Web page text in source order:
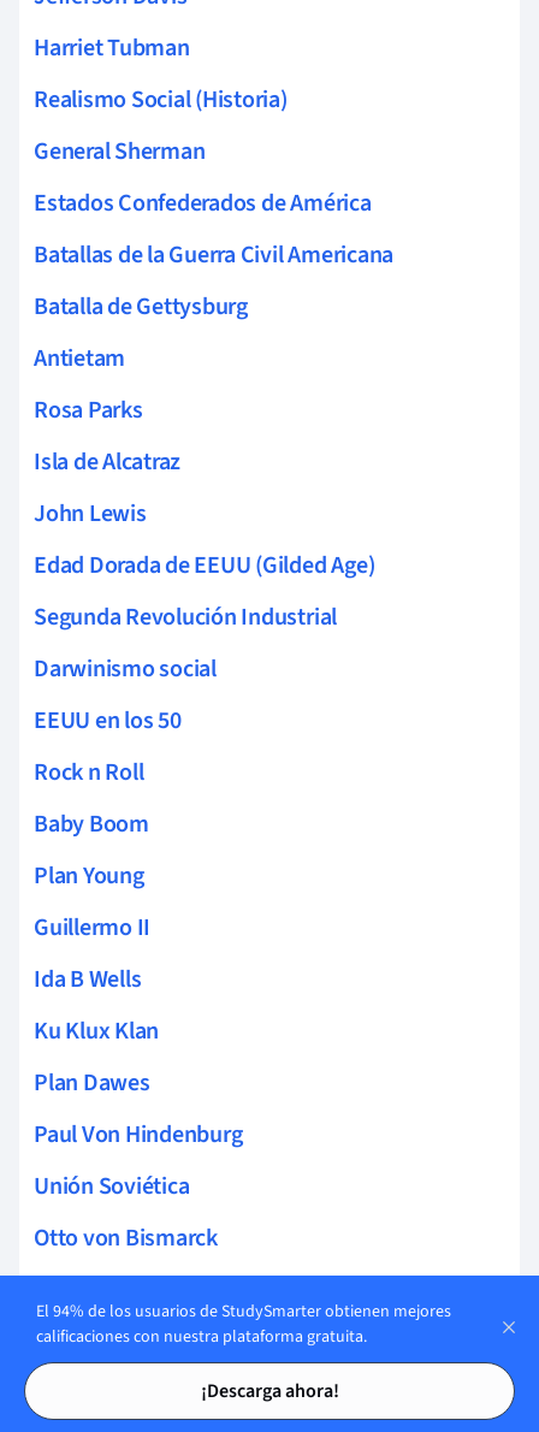
Tarjetas de estudio
Tarjetas de estudio
Harriet Tubman
Realismo Social (Historia)
General Sherman
Estados Confederados de América
Batallas de la Guerra Civil Americana
Batalla de Gettysburg
Antietam
Rosa Parks
Isla de Alcatraz
John Lewis
Edad Dorada de EEUU (Gilded Age)
Segunda Revolución Industrial
Darwinismo social
EEUU en los 50
Rock n Roll
Baby Boom
Plan Young
Guillermo II
Ida B Wells
Ku Klux Klan
Plan Dawes
Paul Von Hindenburg
Unión Soviética
Otto von Bismarck
Adolf Hitler
Reunificación alemana
El 94% de los usuarios de StudySmarter obtienen mejores
calificaciones con nuestra plataforma gratuita.
¡Descarga ahora!